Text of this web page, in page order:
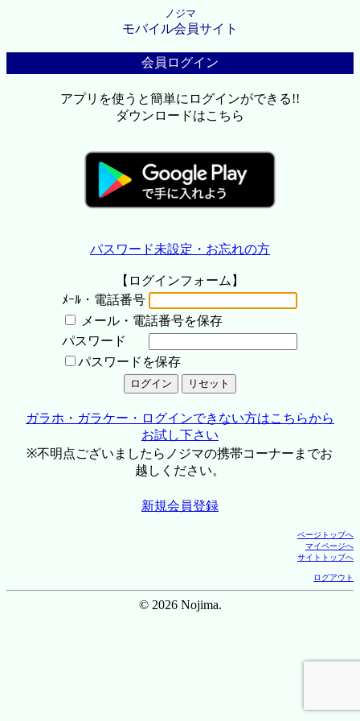
ノジマ
モバイル会員サイト
会員ログイン
アプリを使うと簡単にログインができる!!
ダウンロードはこちら
パスワード未設定・お忘れの方
【ログインフォーム】
ﾒｰﾙ・電話番号
メール・電話番号を保存
パスワード
パスワードを保存
ガラホ・ガラケー・ログインできない方はこちらから
お試し下さい
※不明点ございましたらノジマの携帯コーナーまでお
越しください。
新規会員登録
ページトップへ
マイページへ
サイトトップへ
ログアウト
© 2026 Nojima.